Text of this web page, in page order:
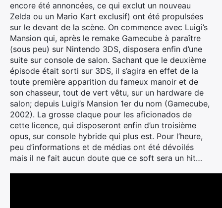
encore été annoncées, ce qui exclut un nouveau
Zelda ou un Mario Kart exclusif) ont été propulsées
sur le devant de la scène. On commence avec Luigi’s
Mansion qui, après le remake Gamecube à paraître
(sous peu) sur Nintendo 3DS, disposera enfin d’une
suite sur console de salon. Sachant que le deuxième
épisode était sorti sur 3DS, il s’agira en effet de la
toute première apparition du fameux manoir et de
son chasseur, tout de vert vêtu, sur un hardware de
salon; depuis Luigi’s Mansion 1er du nom (Gamecube,
2002). La grosse claque pour les aficionados de
cette licence, qui disposeront enfin d’un troisième
opus, sur console hybride qui plus est. Pour l’heure,
peu d’informations et de médias ont été dévoilés
mais il ne fait aucun doute que ce soft sera un hit…